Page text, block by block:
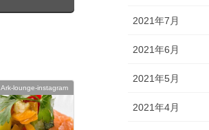
Ark-lounge-instagram
2021年7月
2021年6月
2021年5月
2021年4月